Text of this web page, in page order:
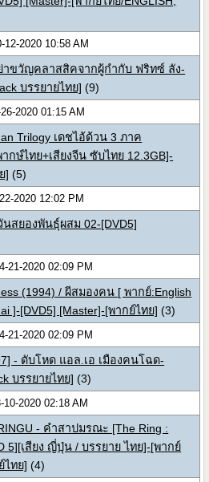
2020 10:58 AM
าขวัญคลาสสิคจากผู้กำกับ ฟริทซ์ ลัง-
บรรยายไทย] (9)
2020 01:15 AM
Trilogy เดชไอ้ด้วน 3 ภาค
กษ์ไทย+เสียงจีน ซับไทย 12.3GB]-
] (5)
2020 12:02 PM
นสยองพันธุ์ผสม 02-[DVD5]
2020 02:09 PM
(1994) / ผีสมองคน [ พากย์:English
]-[DVD5] [Master]-[พากย์ไทย] (3)
2020 02:09 PM
- ดับโหด แอล.เอ เมืองคนโฉด-
บรรยายไทย] (3)
2020 02:18 AM
- คำสาปมรณะ [The Ring :
5][เสียง ญี่ปุ่น / บรรยาย ไทย]-[พากย์
ไทย] (4)